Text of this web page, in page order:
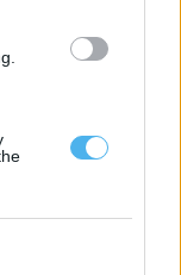
semestre
de emprego